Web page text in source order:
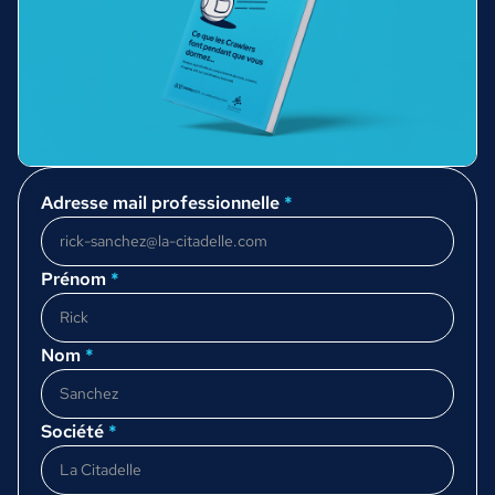
Adresse mail professionnelle *
Prénom *
Nom *
Société *